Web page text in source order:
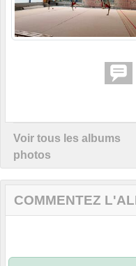
Voir tous les albums
photos
COMMENTEZ